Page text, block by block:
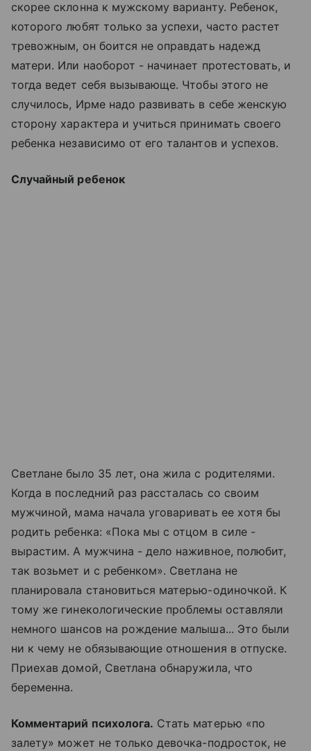
скорее склонна к мужскому варианту. Ребенок,
которого любят только за успехи, часто растет
тревожным, он боится не оправдать надежд
матери. Или наоборот - начинает протестовать, и
тогда ведет себя вызывающе. Чтобы этого не
случилось, Ирме надо развивать в себе женскую
сторону характера и учиться принимать своего
ребенка независимо от его талантов и успехов.
Случайный ребенок
Светлане было 35 лет, она жила с родителями.
Когда в последний раз рассталась со своим
мужчиной, мама начала уговаривать ее хотя бы
родить ребенка: «Пока мы с отцом в силе -
вырастим. А мужчина - дело наживное, полюбит,
так возьмет и с ребенком». Светлана не
планировала становиться матерью-одиночкой. К
тому же гинекологические проблемы оставляли
немного шансов на рождение малыша... Это были
ни к чему не обязывающие отношения в отпуске.
Приехав домой, Светлана обнаружила, что
беременна.
Комментарий психолога. Стать матерью «по
залету» может не только девочка-подросток, не